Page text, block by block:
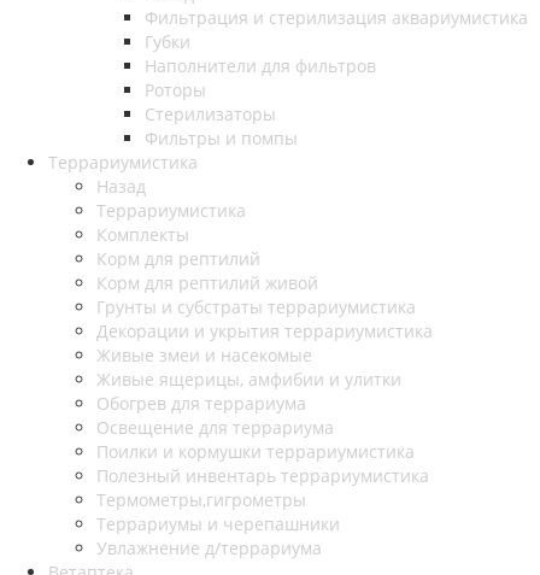
Фильтрация и стерилизация аквариумистика
Губки
Наполнители для фильтров
Роторы
Стерилизаторы
Фильтры и помпы
Террариумистика
Назад
Террариумистика
Комплекты
Корм для рептилий
Корм для рептилий живой
Грунты и субстраты террариумистика
Декорации и укрытия террариумистика
Живые змеи и насекомые
Живые ящерицы, амфибии и улитки
Обогрев для террариума
Освещение для террариума
Поилки и кормушки террариумистика
Полезный инвентарь террариумистика
Термометры,гигрометры
Террариумы и черепашники
Увлажнение д/террариума